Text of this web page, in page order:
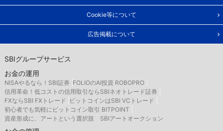
Cookie等について
広告掲載について
SBIグループサービス
お金の運用
NISAやるなら！SBI証券 FOLIOのAI投資 ROBOPRO
信用革命！低コストの信用取引ならSBIネオトレード証券
FXならSBI FXトレード
ビットコインはSBI VCトレード
初心者でも気軽にビットコイン取引 BITPOINT
資産形成に、アートという選択肢 SBIアートオークション